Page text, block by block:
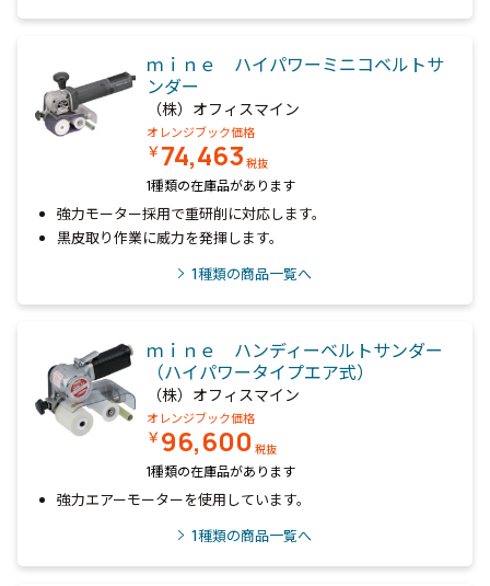
ｍｉｎｅ ハイパワーミニコベルトサ
ンダー
（株）オフィスマイン
オレンジブック価格
￥74,463 税抜
1種類の在庫品があります
強力モーター採用で重研削に対応します。
黒皮取り作業に威力を発揮します。
1種類の商品一覧へ
ｍｉｎｅ ハンディーベルトサンダー
（ハイパワータイプエア式）
（株）オフィスマイン
オレンジブック価格
￥96,600 税抜
1種類の在庫品があります
強力エアーモーターを使用しています。
1種類の商品一覧へ